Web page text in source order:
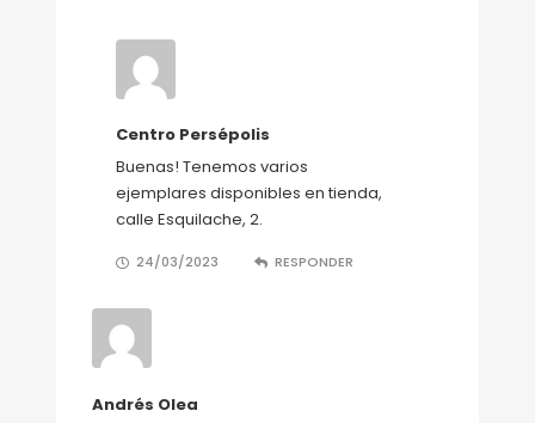
Centro Persépolis
Buenas! Tenemos varios
ejemplares disponibles en tienda,
calle Esquilache, 2.
24/03/2023 RESPONDER
Andrés Olea